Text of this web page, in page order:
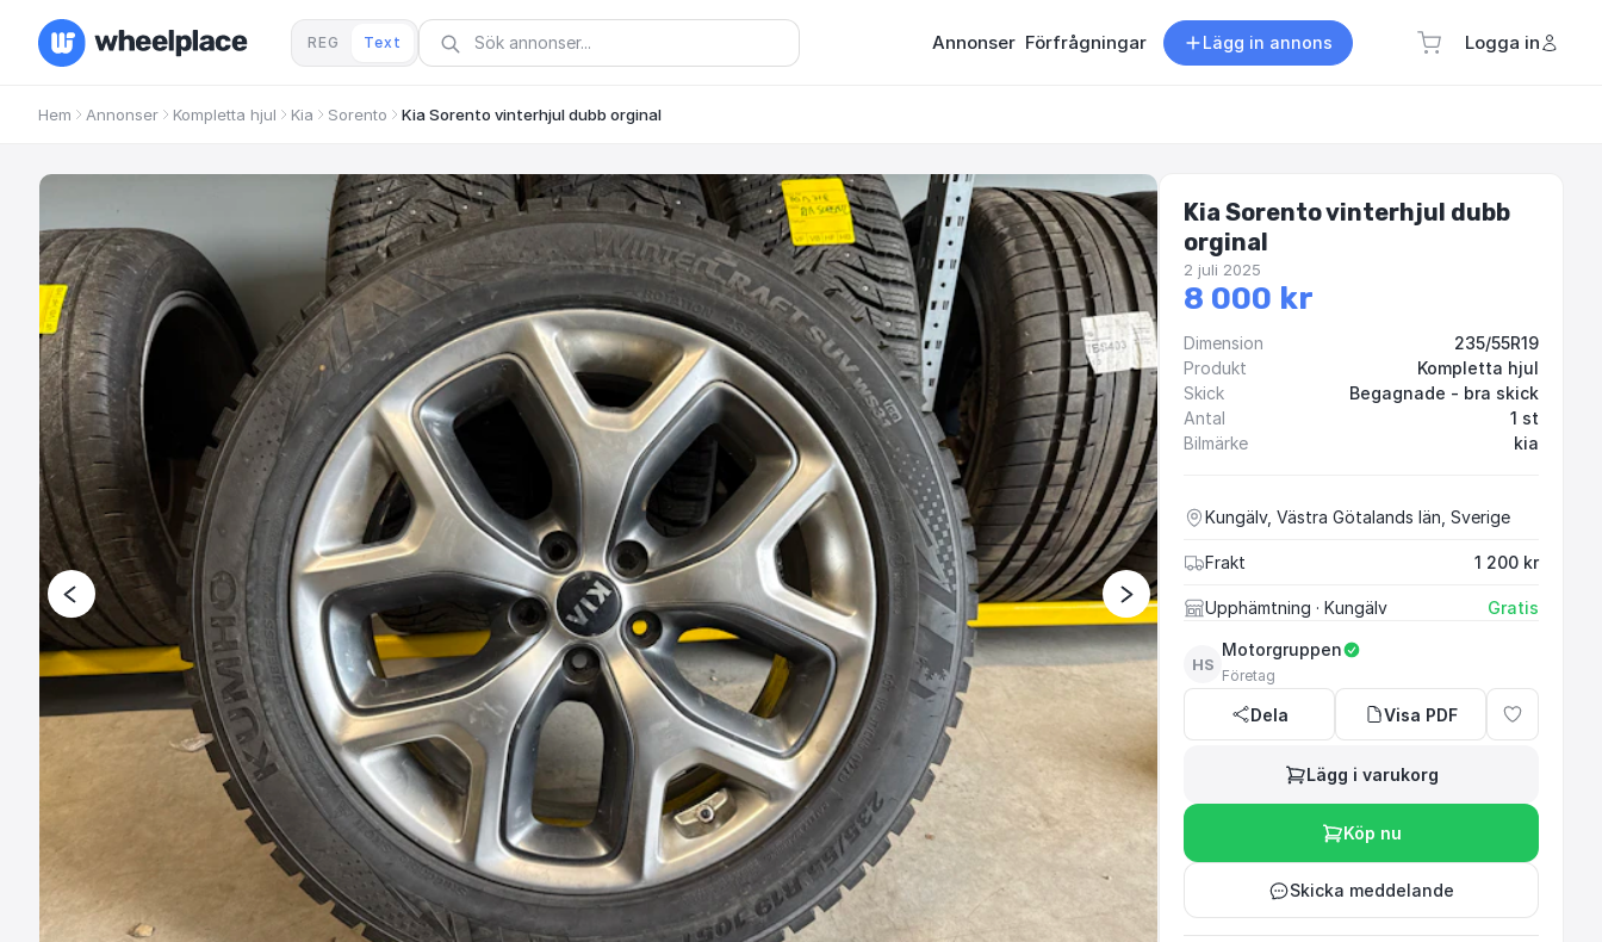
REG Text Annonser Förfrågningar Lägg in annons Logga in
Hem Annonser Kompletta hjul Kia Sorento Kia Sorento vinterhjul dubb orginal
Kia Sorento vinterhjul dubb
orginal
2 juli 2025
8 000 kr
Dimension
235/55R19
Produkt
Kompletta hjul
Skick
Begagnade - bra skick
Antal
1 st
Bilmärke
kia
Kungälv, Västra Götalands län, Sverige
Frakt 1 200 kr
Upphämtning · Kungälv Gratis
HS
Motorgruppen
Företag
Dela Visa PDF
Lägg i varukorg
Köp nu
Skicka meddelande